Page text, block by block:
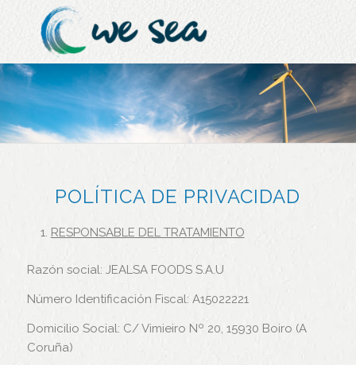
POLÍTICA DE PRIVACIDAD
RESPONSABLE DEL TRATAMIENTO
Razón social: JEALSA FOODS S.A.U
Número Identificación Fiscal: A15022221
Domicilio Social: C/ Vimieiro Nº 20, 15930 Boiro (A
Coruña)